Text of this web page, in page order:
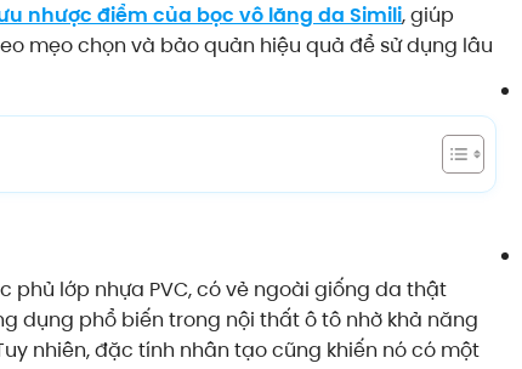
nhược điểm của bọc vô lăng da Simili, giúp
mẹo chọn và bảo quản hiệu quả để sử dụng lâu
lớp nhựa PVC, có vẻ ngoài giống da thật
dụng phổ biến trong nội thất ô tô nhờ khả năng
nhiên, đặc tính nhân tạo cũng khiến nó có một